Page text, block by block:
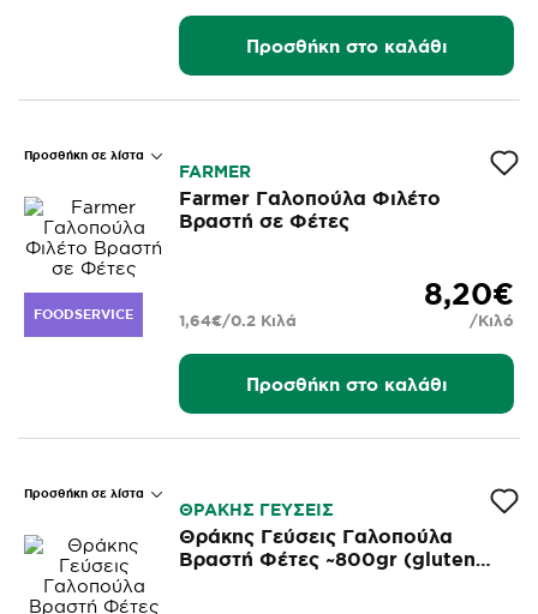
Προσθήκη στο καλάθι
Προσθήκη σε λίστα
FOODSERVICE
FARMER
Farmer Γαλοπούλα Φιλέτο
Βραστή σε Φέτες
8,20€
/Κιλό
1,64€/0.2 Κιλά
Προσθήκη στο καλάθι
Προσθήκη σε λίστα
ΘΡΑΚΗΣ ΓΕΥΣΕΙΣ
Θράκης Γεύσεις Γαλοπούλα
Βραστή Φέτες ~800gr (gluten